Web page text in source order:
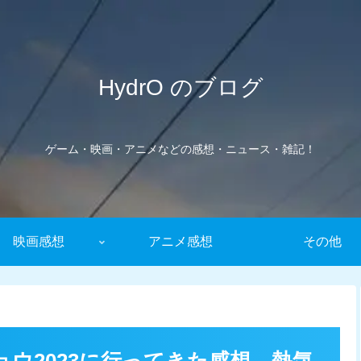
HydrO のブログ
ゲーム・映画・アニメなどの感想・ニュース・雑記！
映画感想 アニメ感想 その他